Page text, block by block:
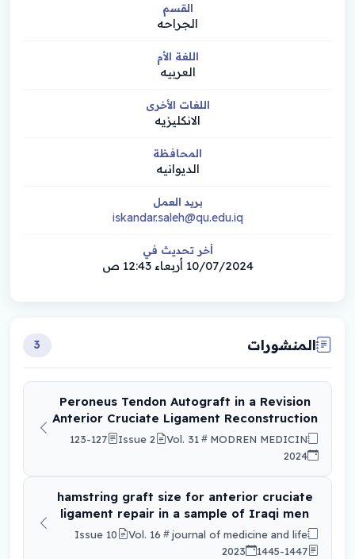
القسم
الجراحه
اللغة الأم
العربيه
اللغات الأخرى
الانكليزيه
المحافظة
الديوانيه
بريد العمل
iskandar.saleh@qu.edu.iq
أخر تحديث في
10/07/2024 أربعاء 12:43 ص
المنشورات 3
Peroneus Tendon Autograft in a Revision
Anterior Cruciate Ligament Reconstruction
MODREN MEDICIN
Vol. 31
Issue 2
123-127
2024
hamstring graft size for anterior cruciate
ligament repair in a sample of Iraqi men
journal of medicine and life
Vol. 16
Issue 10
1445-1447
2023